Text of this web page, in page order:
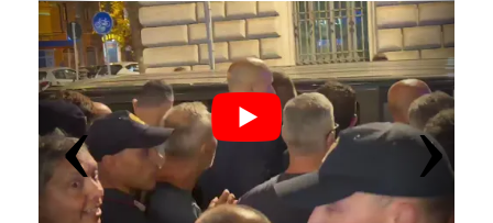
r
e
v
i
o
u
s
e
x
t